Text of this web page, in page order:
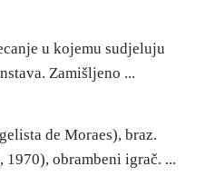
u kojemu sudjeluju
Zamišljeno ...
de Moraes), braz.
1970), obrambeni igrač. ...